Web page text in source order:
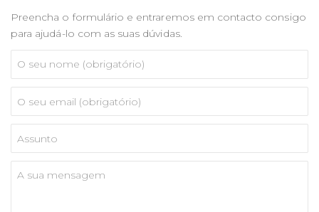
Preencha o formulário e entraremos em contacto consigo
para ajudá-lo com as suas dúvidas.